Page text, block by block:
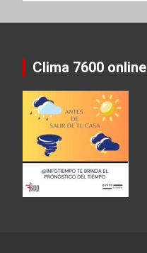
Clima 7600 online